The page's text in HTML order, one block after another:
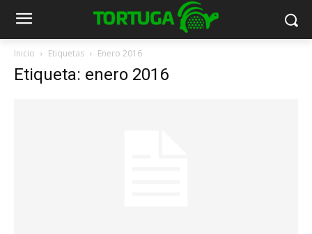
Inicio Etiquetas Enero 2016
Etiqueta: enero 2016